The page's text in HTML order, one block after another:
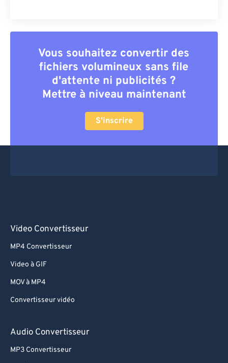
Vous souhaitez convertir des
fichiers volumineux sans file
d'attente ni publicités ?
Mettre à niveau maintenant
S'inscrire
Video Convertisseur
MP4 Convertisseur
Video à GIF
MOV à MP4
Convertisseur vidéo
Audio Convertisseur
MP3 Convertisseur